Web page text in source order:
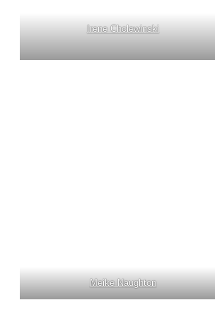
Irene Cholewinski
Meike Naughton